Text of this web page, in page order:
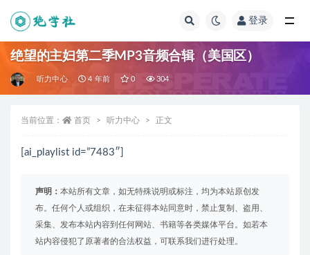
登录
绝望的主妇第二季MP3音频合辑（美国区）
听力中心 4 年前 0 304
当前位置： 首页 听力中心 正文
[ai_playlist id=”7483″]
声明： 本站所有文章，如无特殊说明或标注，均为本站原创发
布。任何个人或组织，在未征得本站同意时，禁止复制、盗用、
采集、发布本站内容到任何网站、书籍等各类媒体平台。如若本
站内容侵犯了原著者的合法权益，可联系我们进行处理。